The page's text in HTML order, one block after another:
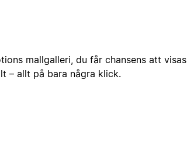
mallgalleri, du får chansens att visas
– allt på bara några klick.